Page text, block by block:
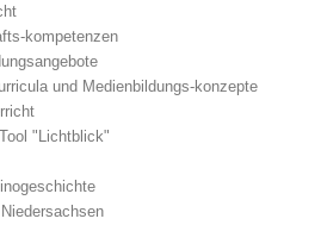
kompetenzen
und Medienbildungs-konzepte
"Lichtblick"